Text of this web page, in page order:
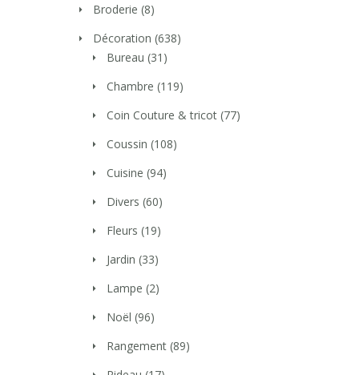
Broderie (8)
Décoration (638)
Bureau (31)
Chambre (119)
Coin Couture & tricot (77)
Coussin (108)
Cuisine (94)
Divers (60)
Fleurs (19)
Jardin (33)
Lampe (2)
Noël (96)
Rangement (89)